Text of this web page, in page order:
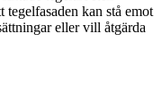
kan stå emot
eller vill åtgärda